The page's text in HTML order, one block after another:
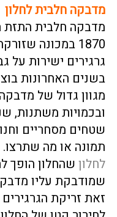
מדבקה חלבית לחלון
מדבקה חלבית התזת
1870 במכונה
גרגירים ישירות על
בשנים האחרונות
מגוון גדול של
ובכמויות משתנות,
שטחים מסחריים
תמונה או מה שתרצו.
לחלון שהחלון הופך
שמודבקת עליו
זאת זריקת